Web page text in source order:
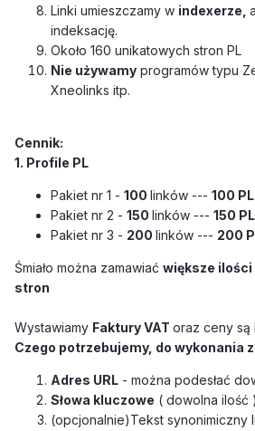
Linki umieszczamy w indexerze,
indeksację.
Około 160 unikatowych stron PL
Nie używamy programów typu
Xneolinks itp.
Cennik:
1. Profile PL
Pakiet nr 1 - 100 linków --- 100
Pakiet nr 2 - 150 linków --- 150
Pakiet nr 3 - 200 linków --- 200
Śmiało można zamawiać większe ilości
stron
Wystawiamy Faktury VAT oraz ceny są
Czego potrzebujemy, do wykonania
Adres URL - można podesłać
Słowa kluczowe ( dowolna ilość )
(opcjonalnie)Tekst synonimiczny